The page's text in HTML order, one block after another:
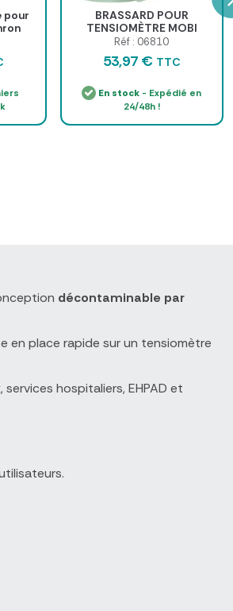
pour
BRASSARD POUR
TENSIOMÈTRE MOBI
CONNECTIQUE LIFE LINK
SPENGLER - plusieurs
tailles
Réf : 06810
53,97 € TTC
En stock - Expédié en
24/48h !
décontaminable par
en place rapide sur un tensiomètre
hospitaliers, EHPAD et